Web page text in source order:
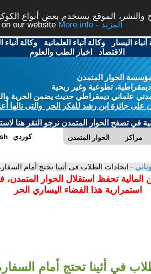
الموقع يستخدم بعض أنواع
our website
More info - المزيد
أنباء اليسار -وكالة أنباء العلمانية -وكالة أنباء
الاقتصاد - اخبار الطب والعلوم
الحوار المتمدن
تطوعية وغير ربحية
علماني ديمقراطي حديث يضمن الحرية
على جائزة ابن رشد للفكر الحر والتى نالها
في تصفح الحوار المتمدن نرجو النقر هنا
الحوار المتمدن مراكز كوردي
- اتحادات الطلاب في أثينا تحتج أمام
المالية تحفظ استقلال الحوار
استمرارية هذا الفضاء اليساري الحر
في أثينا تحتج أمام